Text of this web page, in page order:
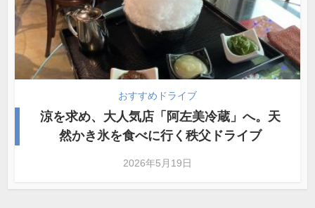
おすすめドライブ
涼を求め、大人気店「阿左美冷蔵」へ。天
然かき氷を食べに行く秩父ドライブ
2026年5月19日